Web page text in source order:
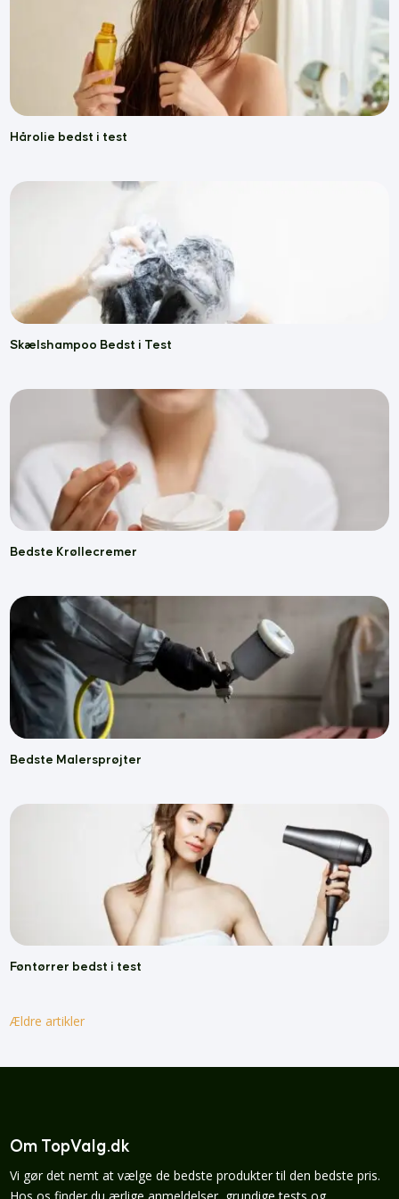
Hårolie bedst i test
Skælshampoo Bedst i Test
Bedste Krøllecremer
Bedste Malersprøjter
Føntørrer bedst i test
Ældre artikler
Om TopValg.dk
Vi gør det nemt at vælge de bedste produkter til den bedste pris.